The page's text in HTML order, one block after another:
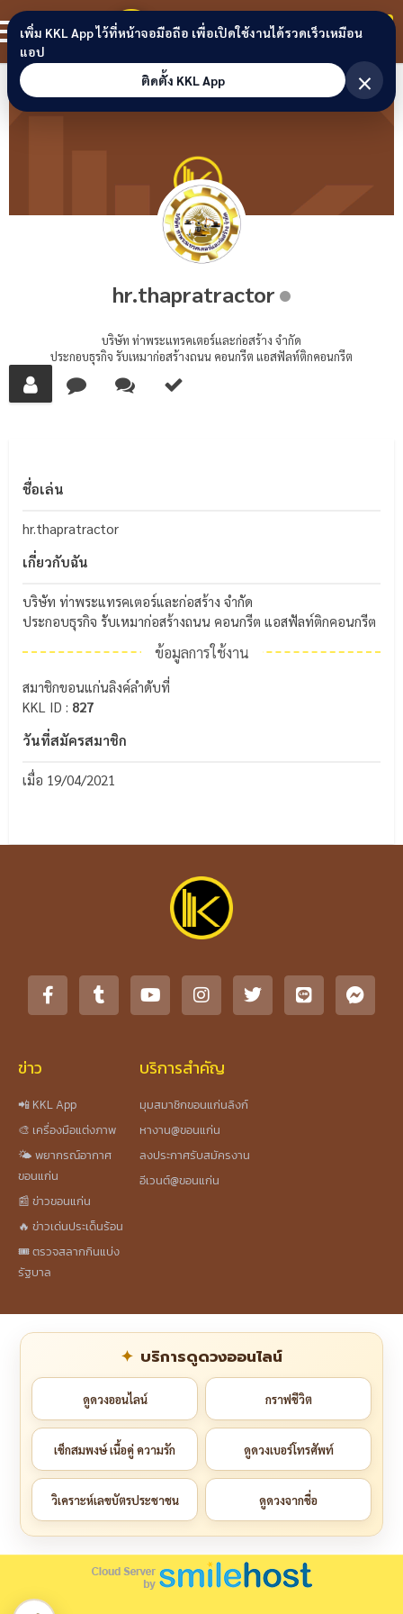
Skip to content
ขอนแก่นลิงก์ สมาชิก
hr.thapratractor
บริษัท ท่าพระแทรคเตอร์และก่อสร้าง จำกัด
ประกอบธุรกิจ รับเหมาก่อสร้างถนน คอนกรีต แอสฟัลท์ติกคอนกรีต
ชื่อเล่น
hr.thapratractor
เกี่ยวกับฉัน
บริษัท ท่าพระแทรคเตอร์และก่อสร้าง จำกัด
ประกอบธุรกิจ รับเหมาก่อสร้างถนน คอนกรีต แอสฟัลท์ติกคอนกรีต
ข้อมูลการใช้งาน
สมาชิกขอนแก่นลิงค์ลำดับที่
KKL ID : 827
วันที่สมัครสมาชิก
เมื่อ 19/04/2021
ข่าว
📲 KKL App
🎨 เครื่องมือแต่งภาพ
🌤️ พยากรณ์อากาศ
ขอนแก่น
📰 ข่าวขอนแก่น
🔥 ข่าวเด่นประเด็นร้อน
🎟️ ตรวจสลากกินแบ่ง
รัฐบาล
บริการสำคัญ
มุมสมาชิกขอนแก่นลิงก์
หางาน@ขอนแก่น
ลงประกาศรับสมัครงาน
อีเวนต์@ขอนแก่น
บริการดูดวงออนไลน์
ดูดวงออนไลน์ กราฟชีวิต
เช็กสมพงษ์ เนื้อคู่ ความรัก ดูดวงเบอร์โทรศัพท์
วิเคราะห์เลขบัตรประชาชน ดูดวงจากชื่อ
เพิ่ม KKL App ไว้ที่หน้าจอมือถือ เพื่อเปิดใช้งานได้รวดเร็วเหมือน
แอป
ติดตั้ง KKL App
×